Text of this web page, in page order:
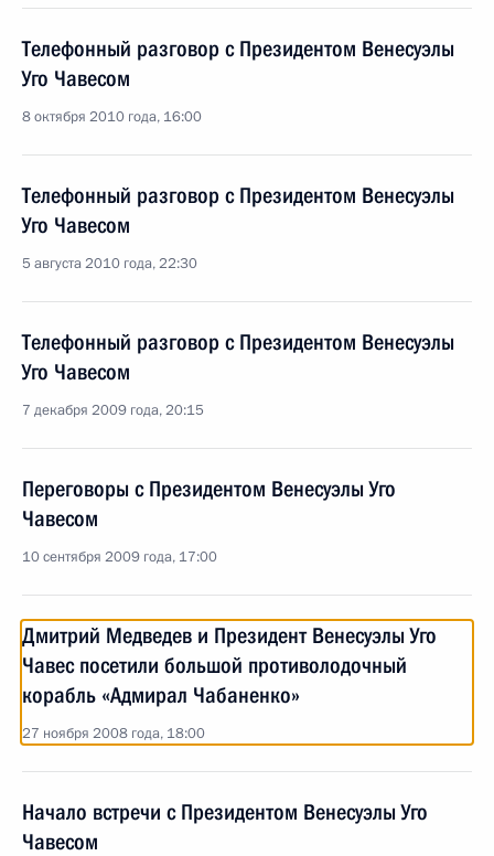
Телефонный разговор с Президентом Венесуэлы
Уго Чавесом
8 октября 2010 года, 16:00
Телефонный разговор с Президентом Венесуэлы
Уго Чавесом
5 августа 2010 года, 22:30
Телефонный разговор с Президентом Венесуэлы
Уго Чавесом
7 декабря 2009 года, 20:15
Переговоры с Президентом Венесуэлы Уго
Чавесом
10 сентября 2009 года, 17:00
Дмитрий Медведев и Президент Венесуэлы Уго
Чавес посетили большой противолодочный
корабль «Адмирал Чабаненко»
27 ноября 2008 года, 18:00
Начало встречи с Президентом Венесуэлы Уго
Чавесом